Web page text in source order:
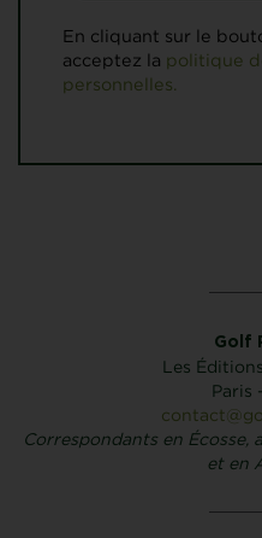
En cliquant sur le
acceptez la politique
personnelles.
Golf
Les
Paris
Correspondants en Écosse,
et en